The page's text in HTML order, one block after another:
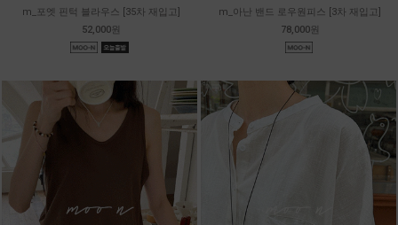
m_포엣 핀턱 블라우스 [35차 재입고]
52,000원
m_아난 밴드 로우원피스 [3차 재입고]
78,000원